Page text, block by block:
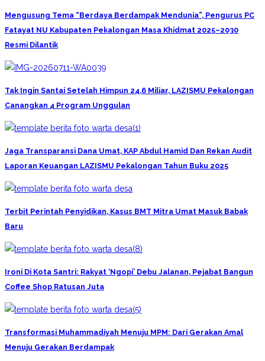
Mengusung Tema “Berdaya Berdampak Mendunia”, Pengurus PC
Fatayat NU Kabupaten Pekalongan Masa Khidmat 2025–2030
Resmi Dilantik
Tak Ingin Santai Setelah Himpun 24,6 Miliar, LAZISMU Pekalongan
Canangkan 4 Program Unggulan
Jaga Transparansi Dana Umat, KAP Abdul Hamid Dan Rekan Audit
Laporan Keuangan LAZISMU Pekalongan Tahun Buku 2025
Terbit Perintah Penyidikan, Kasus BMT Mitra Umat Masuk Babak
Baru
Ironi Di Kota Santri: Rakyat ‘Ngopi’ Debu Jalanan, Pejabat Bangun
Coffee Shop Ratusan Juta
Transformasi Muhammadiyah Menuju MPM: Dari Gerakan Amal
Menuju Gerakan Berdampak